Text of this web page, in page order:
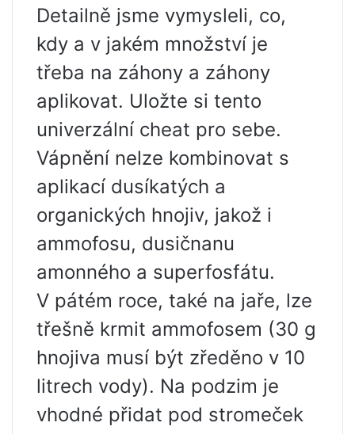
Detailně jsme vymysleli, co,
kdy a v jakém množství je
třeba na záhony a záhony
aplikovat. Uložte si tento
univerzální cheat pro sebe.
Vápnění nelze kombinovat s
aplikací dusíkatých a
organických hnojiv, jakož i
ammofosu, dusičnanu
amonného a superfosfátu.
V pátém roce, také na jaře, lze
třešně krmit ammofosem (30 g
hnojiva musí být zředěno v 10
litrech vody). Na podzim je
vhodné přidat pod stromeček